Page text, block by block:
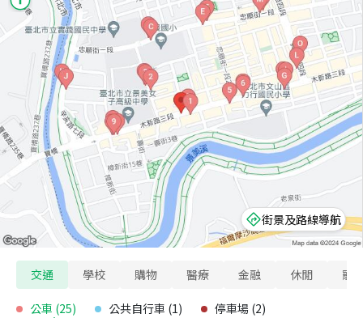
街景及路線導航
交通 學校 購物 醫療 金融 休閒 寵
公車 (25) 公共自行車 (1) 停車場 (2)